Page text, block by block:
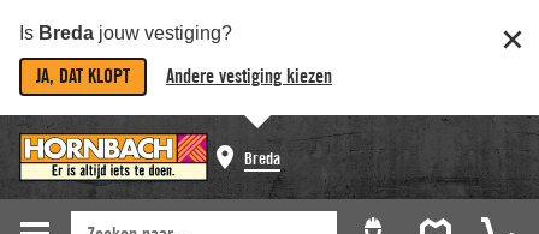
Is Breda jouw vestiging?
JA, DAT KLOPT Andere vestiging kiezen
Breda